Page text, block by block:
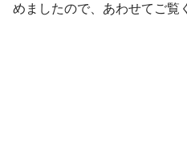
めましたので、あわせてご覧